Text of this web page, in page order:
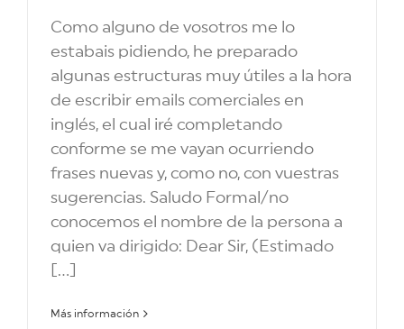
Como alguno de vosotros me lo
estabais pidiendo, he preparado
algunas estructuras muy útiles a la hora
de escribir emails comerciales en
inglés, el cual iré completando
conforme se me vayan ocurriendo
frases nuevas y, como no, con vuestras
sugerencias. Saludo Formal/no
conocemos el nombre de la persona a
quien va dirigido: Dear Sir, (Estimado
[...]
Más información